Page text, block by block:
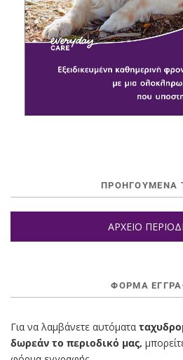
ΠΡΟΗΓΟΥΜΕΝΑ
ΑΡΧΕΙΟ
ΦΌΡΜΑ
Για να λαμβάνετε αυτόματα
δωρεάν το περιοδικό μας,